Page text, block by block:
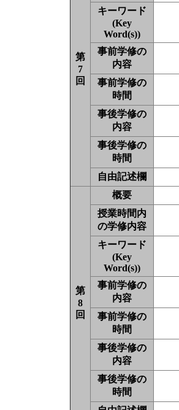
第
7
回
キーワード
(Key
Word(s))
事前学修の
内容
事前学修の
時間
事後学修の
内容
事後学修の
時間
自由記述欄
第
8
回
概要
授業時間内
の学修内容
キーワード
(Key
Word(s))
事前学修の
内容
事前学修の
時間
事後学修の
内容
事後学修の
時間